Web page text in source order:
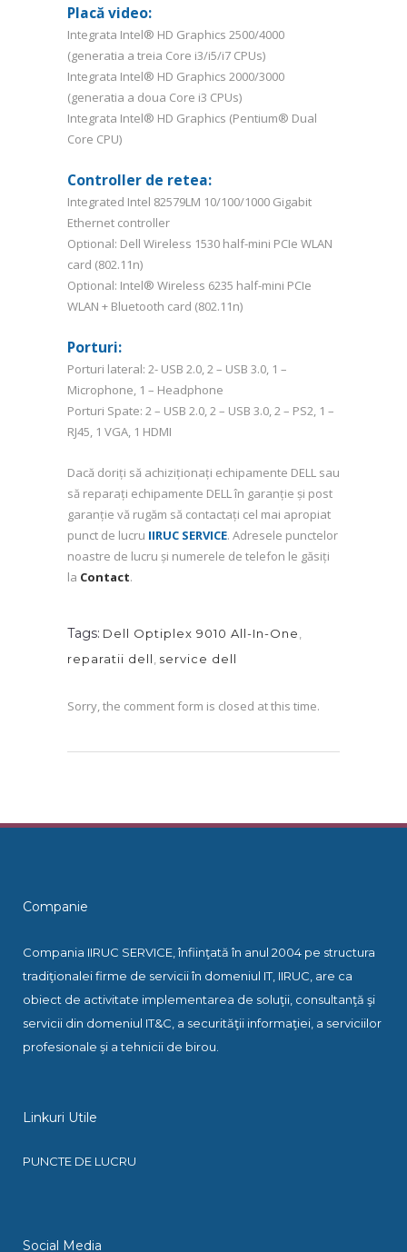
Placă video:
Integrata Intel® HD Graphics 2500/4000
(generatia a treia Core i3/i5/i7 CPUs)
Integrata Intel® HD Graphics 2000/3000
(generatia a doua Core i3 CPUs)
Integrata Intel® HD Graphics (Pentium® Dual
Core CPU)
Controller de retea:
Integrated Intel 82579LM 10/100/1000 Gigabit
Ethernet controller
Optional: Dell Wireless 1530 half-mini PCIe WLAN
card (802.11n)
Optional: Intel® Wireless 6235 half-mini PCIe
WLAN + Bluetooth card (802.11n)
Porturi:
Porturi lateral: 2- USB 2.0, 2 – USB 3.0, 1 –
Microphone, 1 – Headphone
Porturi Spate: 2 – USB 2.0, 2 – USB 3.0, 2 – PS2, 1 –
RJ45, 1 VGA, 1 HDMI
Dacă doriți să achiziționați echipamente DELL sau
să reparați echipamente DELL în garanție și post
garanție vă rugăm să contactați cel mai apropiat
punct de lucru IIRUC SERVICE. Adresele punctelor
noastre de lucru și numerele de telefon le găsiți
la Contact.
Tags: Dell Optiplex 9010 All-In-One
reparatii dell service dell
Sorry, the comment form is closed at this time.
Companie
Compania IIRUC SERVICE, înfiinţată în anul 2004 pe structura
tradiţionalei firme de servicii în domeniul IT, IIRUC, are ca
obiect de activitate implementarea de soluţii, consultanţă şi
servicii din domeniul IT&C, a securităţii informaţiei, a serviciilor
profesionale şi a tehnicii de birou.
Linkuri Utile
PUNCTE DE LUCRU
Social Media